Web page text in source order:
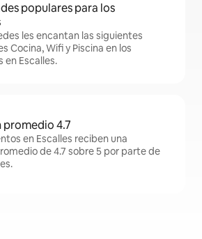
populares para los
les encantan las siguientes
Cocina, Wifi y Piscina en los
en Escalles.
4.7
en Escalles reciben una
de 4.7 sobre 5 por parte de